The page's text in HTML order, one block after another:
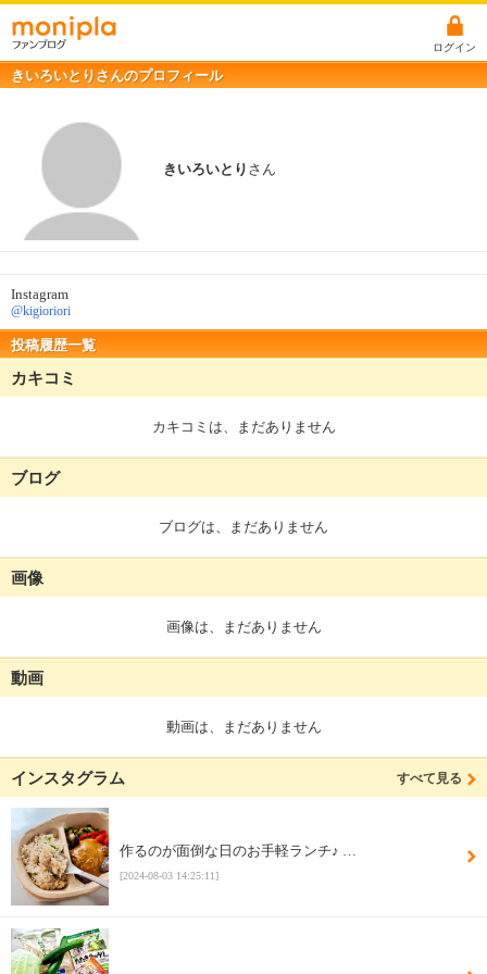
ログイン
きいろいとりさんのプロフィール
きいろいとり さん
Instagram
@kigioriori
投稿履歴一覧
カキコミ
カキコミは、まだありません
ブログ
ブログは、まだありません
画像
画像は、まだありません
動画
動画は、まだありません
インスタグラム すべて見る
作るのが面倒な日のお手軽ランチ♪ …
[2024-08-03 14:25:11]